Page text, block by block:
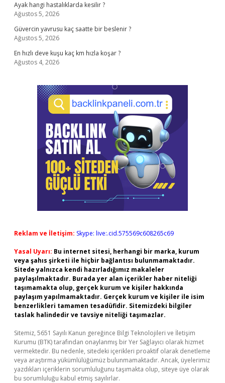
Ayak hangi hastalıklarda kesilir ?
Ağustos 5, 2026
Güvercin yavrusu kaç saatte bir beslenir ?
Ağustos 5, 2026
En hızlı deve kuşu kaç km hızla koşar ?
Ağustos 4, 2026
Reklam ve İletişim: Skype: live:.cid.575569c608265c69
Yasal Uyarı: Bu internet sitesi, herhangi bir marka, kurum
veya şahıs şirketi ile hiçbir bağlantısı bulunmamaktadır.
Sitede yalnızca kendi hazırladığımız makaleler
paylaşılmaktadır. Burada yer alan içerikler haber niteliği
taşımamakta olup, gerçek kurum ve kişiler hakkında
paylaşım yapılmamaktadır. Gerçek kurum ve kişiler ile isim
benzerlikleri tamamen tesadüfidir. Sitemizdeki bilgiler
taslak halindedir ve tavsiye niteliği taşımazlar.
Sitemiz, 5651 Sayılı Kanun gereğince Bilgi Teknolojileri ve İletişim
Kurumu (BTK) tarafından onaylanmış bir Yer Sağlayıcı olarak hizmet
vermektedir. Bu nedenle, sitedeki içerikleri proaktif olarak denetleme
veya araştırma yükümlülüğümüz bulunmamaktadır. Ancak, üyelerimiz
yazdıkları içeriklerin sorumluluğunu taşımakta olup, siteye üye olarak
bu sorumluluğu kabul etmiş sayılırlar.